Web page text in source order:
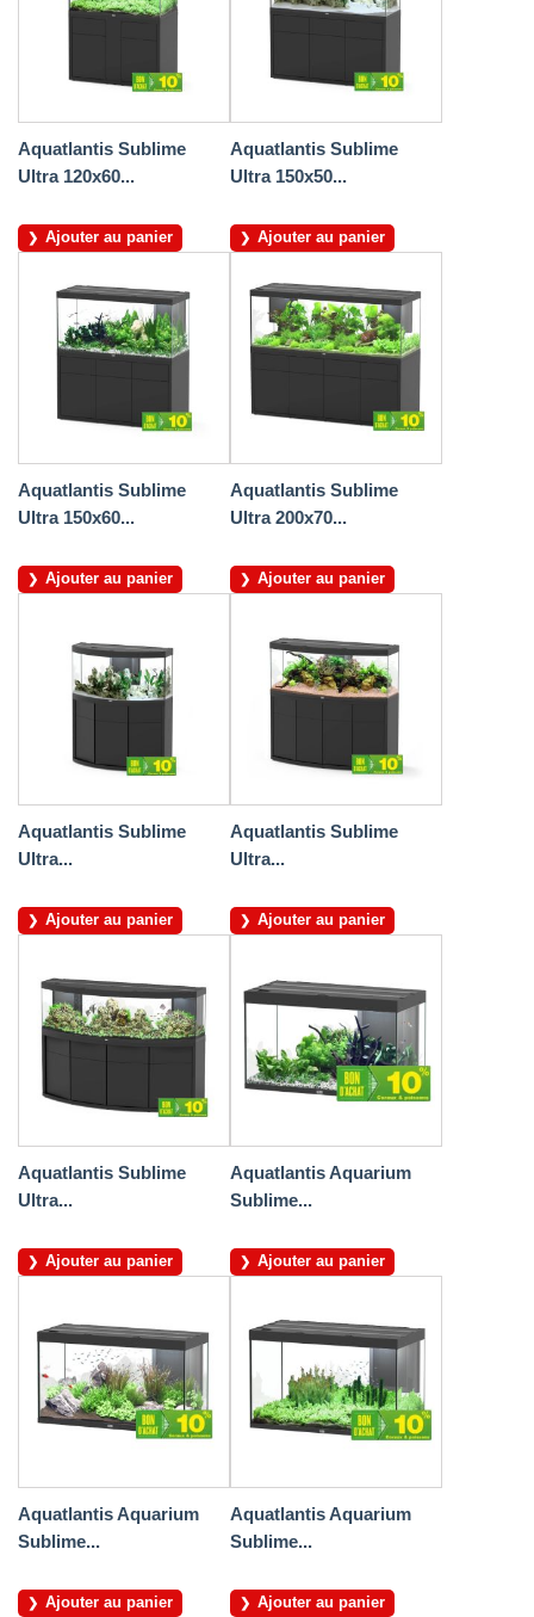
Aquatlantis Sublime
Ultra 120x60...
Ajouter au panier
Aquatlantis Sublime
Ultra 150x50...
Ajouter au panier
Aquatlantis Sublime
Ultra 150x60...
Ajouter au panier
Aquatlantis Sublime
Ultra 200x70...
Ajouter au panier
Aquatlantis Sublime
Ultra...
Ajouter au panier
Aquatlantis Sublime
Ultra...
Ajouter au panier
Aquatlantis Sublime
Ultra...
Ajouter au panier
Aquatlantis Aquarium
Sublime...
Ajouter au panier
Aquatlantis Aquarium
Sublime...
Ajouter au panier
Aquatlantis Aquarium
Sublime...
Ajouter au panier